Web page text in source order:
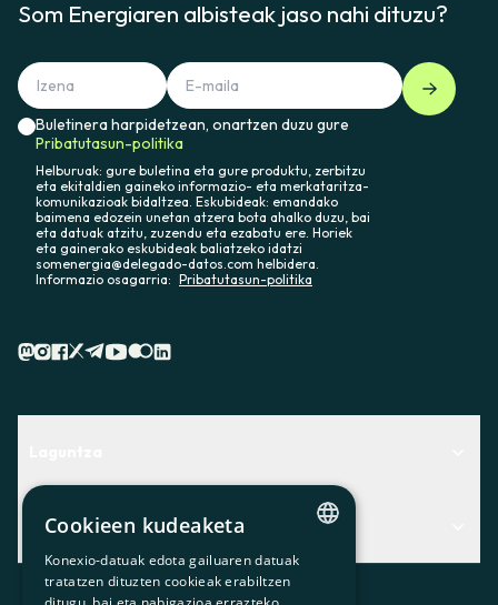
Som Energiaren albisteak jaso nahi dituzu?
Buletinera harpidetzean, onartzen duzu gure
Pribatutasun-politika
Helburuak: gure buletina eta gure produktu, zerbitzu
eta ekitaldien gaineko informazio- eta merkataritza-
komunikazioak bidaltzea. Eskubideak: emandako
baimena edozein unetan atzera bota ahalko duzu, bai
eta datuak atzitu, zuzendu eta ezabatu ere. Horiek
eta gainerako eskubideak baliatzeko idatzi
somenergia@delegado-datos.com helbidera.
Informazio osagarria: Pribatutasun-politika
Centro de Ayuda
Aurkitu zerbitzurik egokiena zuretzat
Contacto
Albisteak
Albisteak
CATALAN
Cookieen kudeaketa
Konexio-datuak edota gailuaren datuak
tratatzen dituzten cookieak erabiltzen